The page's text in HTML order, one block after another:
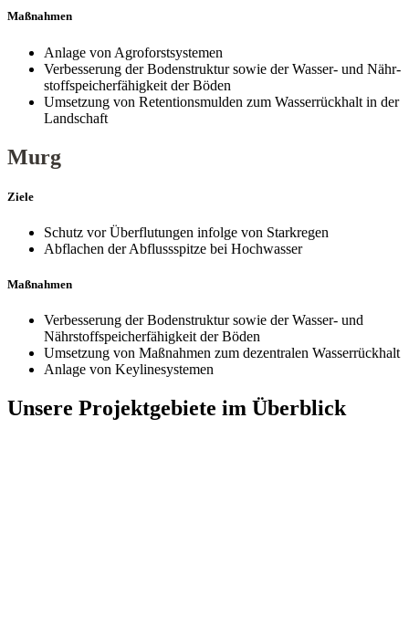
Maßnahmen
Anlage von Agroforstsystemen
Verbesserung der Bodenstruktur sowie der Wasser- und Nähr­
stoff­speicher­fähigkeit der Böden
Umsetzung von Retentionsmulden zum Wasser­rückhalt in der
Landschaft
Murg
Ziele
Schutz vor Überflutungen infolge von Starkregen
Abflachen der Abflussspitze bei Hochwasser
Maßnahmen
Verbesserung der Bodenstruktur sowie der Wasser- und
Nährstoffspeicherfähigkeit der Böden
Umsetzung von Maßnahmen zum dezentralen Wasserrückhalt
Anlage von Keylinesystemen
Unsere Projektgebiete im Überblick